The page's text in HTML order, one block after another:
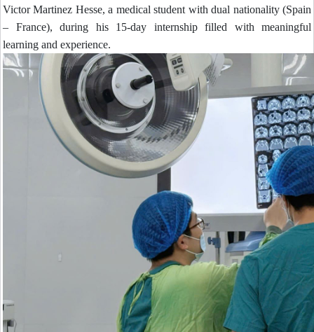
Victor Martinez Hesse, a medical student with dual nationality (Spain
– France), during his 15-day internship filled with meaningful
learning and experience.